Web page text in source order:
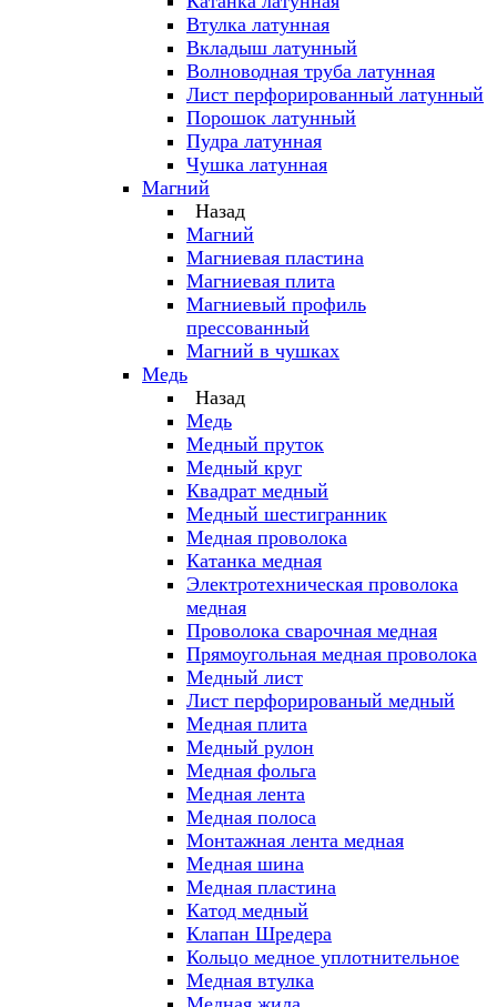
Втулка латунная
Вкладыш латунный
Волноводная труба латунная
Лист перфорированный латунный
Порошок латунный
Пудра латунная
Чушка латунная
Магний
Назад
Магний
Магниевая пластина
Магниевая плита
Магниевый профиль
прессованный
Магний в чушках
Медь
Назад
Медь
Медный пруток
Медный круг
Квадрат медный
Медный шестигранник
Медная проволока
Катанка медная
Электротехническая проволока
медная
Проволока сварочная медная
Прямоугольная медная проволока
Медный лист
Лист перфорированый медный
Медная плита
Медный рулон
Медная фольга
Медная лента
Медная полоса
Монтажная лента медная
Медная шина
Медная пластина
Катод медный
Клапан Шредера
Кольцо медное уплотнительное
Медная втулка